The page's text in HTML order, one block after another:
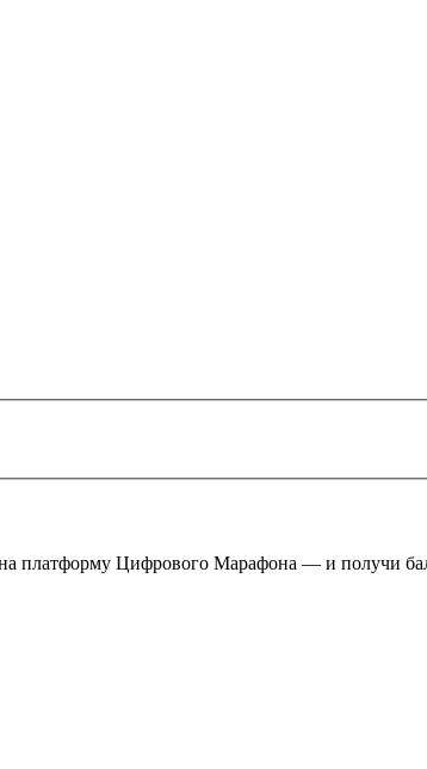
на платформу Цифрового Марафона — и получи